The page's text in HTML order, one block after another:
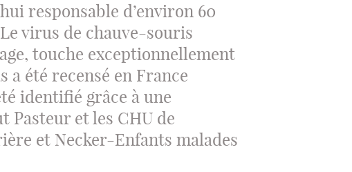
responsable d’environ 60
virus de chauve-souris
touche exceptionnellement
a été recensé en France
identifié grâce à une
et les CHU de
et Necker-Enfants malades